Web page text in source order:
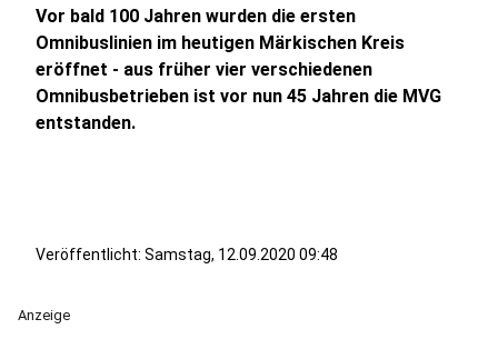
Vor bald 100 Jahren wurden die ersten
Omnibuslinien im heutigen Märkischen Kreis
eröffnet - aus früher vier verschiedenen
Omnibusbetrieben ist vor nun 45 Jahren die MVG
entstanden.
Veröffentlicht: Samstag, 12.09.2020 09:48
Anzeige